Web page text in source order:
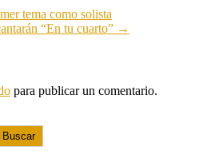
tema como solista
“En tu cuarto” →
para publicar un comentario.
Buscar